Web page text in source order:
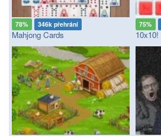
78% 346k přehrání
Mahjong Cards
75%
10x10!